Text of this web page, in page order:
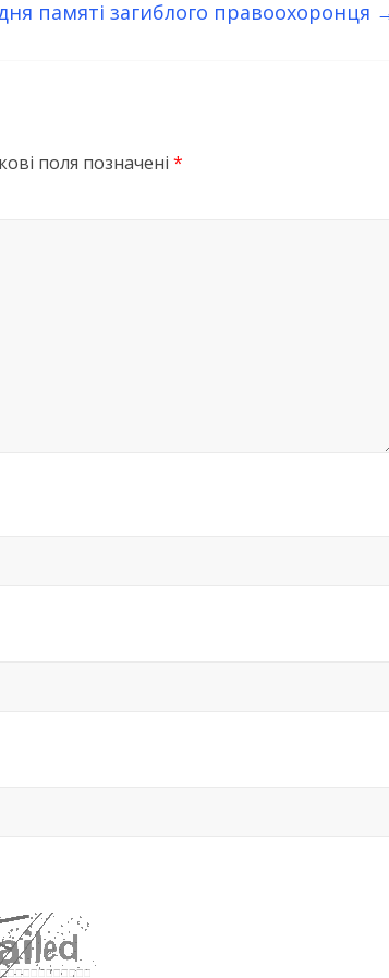
памяті загиблого правоохоронця
поля позначені *